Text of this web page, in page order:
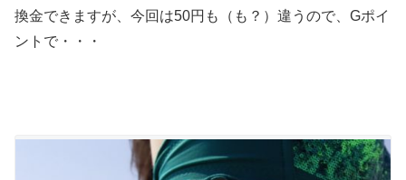
換金できますが、今回は50円も（も？）違うので、Gポイ
ントで・・・